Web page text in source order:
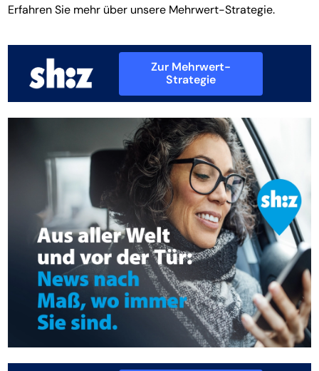
Erfahren Sie mehr über unsere Mehrwert-Strategie.
Zur Mehrwert-
Strategie